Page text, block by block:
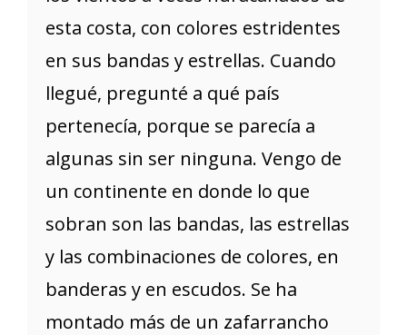
esta costa, con colores estridentes
en sus bandas y estrellas. Cuando
llegué, pregunté a qué país
pertenecía, porque se parecía a
algunas sin ser ninguna. Vengo de
un continente en donde lo que
sobran son las bandas, las estrellas
y las combinaciones de colores, en
banderas y en escudos. Se ha
montado más de un zafarrancho